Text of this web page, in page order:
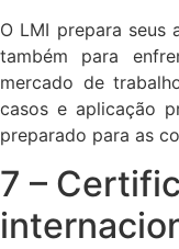
O LMI prepara seus
também para
mercado de
casos e aplicação
preparado para as
7 –